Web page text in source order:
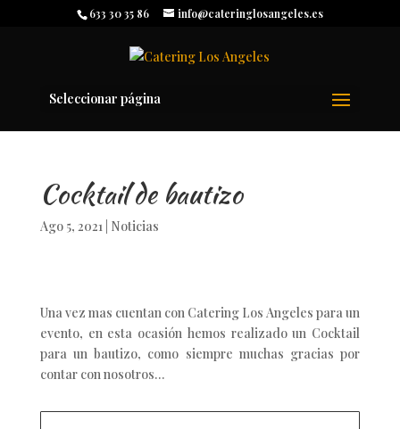
633 30 35 86 info@cateringlosangeles.es
Seleccionar página
Cocktail de bautizo
Ago 5, 2021| Noticias
Una vez mas cuentan con Catering Los Angeles para un
evento, en esta ocasión hemos realizado un Cocktail
para un bautizo, como siempre muchas gracias por
contar con nosotros…